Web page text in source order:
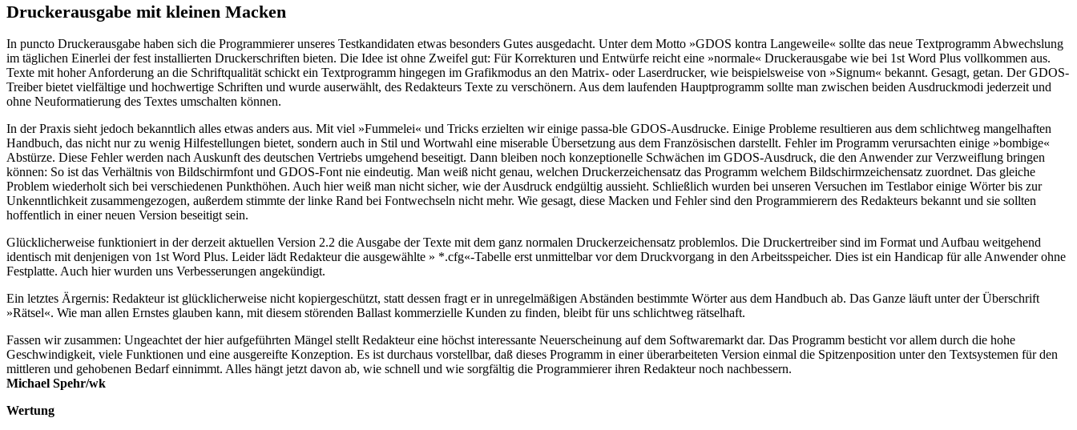
Druckerausgabe mit kleinen Macken
In puncto Druckerausgabe haben sich die Programmierer unseres Testkandidaten etwas besonders Gutes ausgedacht. Unter dem Motto »GDOS kontra Langeweile« sollte das neue Textprogramm Abwechslung
im täglichen Einerlei der fest installierten Druckerschriften bieten. Die Idee ist ohne Zweifel gut: Für Korrekturen und Entwürfe reicht eine »normale« Druckerausgabe wie bei 1st Word Plus vollkommen aus.
Texte mit hoher Anforderung an die Schriftqualität schickt ein Textprogramm hingegen im Grafikmodus an den Matrix- oder Laserdrucker, wie beispielsweise von »Signum« bekannt. Gesagt, getan. Der GDOS-
Treiber bietet vielfältige und hochwertige Schriften und wurde auserwählt, des Redakteurs Texte zu verschönern. Aus dem laufenden Hauptprogramm sollte man zwischen beiden Ausdruckmodi jederzeit und
ohne Neuformatierung des Textes umschalten können.
In der Praxis sieht jedoch bekanntlich alles etwas anders aus. Mit viel »Fummelei« und Tricks erzielten wir einige passa-ble GDOS-Ausdrucke. Einige Probleme resultieren aus dem schlichtweg mangelhaften
Handbuch, das nicht nur zu wenig Hilfestellungen bietet, sondern auch in Stil und Wortwahl eine miserable Übersetzung aus dem Französischen darstellt. Fehler im Programm verursachten einige »bombige«
Abstürze. Diese Fehler werden nach Auskunft des deutschen Vertriebs umgehend beseitigt. Dann bleiben noch konzeptionelle Schwächen im GDOS-Ausdruck, die den Anwender zur Verzweiflung bringen
können: So ist das Verhältnis von Bildschirmfont und GDOS-Font nie eindeutig. Man weiß nicht genau, welchen Druckerzeichensatz das Programm welchem Bildschirmzeichensatz zuordnet. Das gleiche
Problem wiederholt sich bei verschiedenen Punkthöhen. Auch hier weiß man nicht sicher, wie der Ausdruck endgültig aussieht. Schließlich wurden bei unseren Versuchen im Testlabor einige Wörter bis zur
Unkenntlichkeit zusammengezogen, außerdem stimmte der linke Rand bei Fontwechseln nicht mehr. Wie gesagt, diese Macken und Fehler sind den Programmierern des Redakteurs bekannt und sie sollten
hoffentlich in einer neuen Version beseitigt sein.
Glücklicherweise funktioniert in der derzeit aktuellen Version 2.2 die Ausgabe der Texte mit dem ganz normalen Druckerzeichensatz problemlos. Die Druckertreiber sind im Format und Aufbau weitgehend
identisch mit denjenigen von 1st Word Plus. Leider lädt Redakteur die ausgewählte » *.cfg«-Tabelle erst unmittelbar vor dem Druckvorgang in den Arbeitsspeicher. Dies ist ein Handicap für alle Anwender ohne
Festplatte. Auch hier wurden uns Verbesserungen angekündigt.
Ein letztes Ärgernis: Redakteur ist glücklicherweise nicht kopiergeschützt, statt dessen fragt er in unregelmäßigen Abständen bestimmte Wörter aus dem Handbuch ab. Das Ganze läuft unter der Überschrift
»Rätsel«. Wie man allen Ernstes glauben kann, mit diesem störenden Ballast kommerzielle Kunden zu finden, bleibt für uns schlichtweg rätselhaft.
Fassen wir zusammen: Ungeachtet der hier aufgeführten Mängel stellt Redakteur eine höchst interessante Neuerscheinung auf dem Softwaremarkt dar. Das Programm besticht vor allem durch die hohe
Geschwindigkeit, viele Funktionen und eine ausgereifte Konzeption. Es ist durchaus vorstellbar, daß dieses Programm in einer überarbeiteten Version einmal die Spitzenposition unter den Textsystemen für den
mittleren und gehobenen Bedarf einnimmt. Alles hängt jetzt davon ab, wie schnell und wie sorgfältig die Programmierer ihren Redakteur noch nachbessern.
Michael Spehr/wk
Wertung